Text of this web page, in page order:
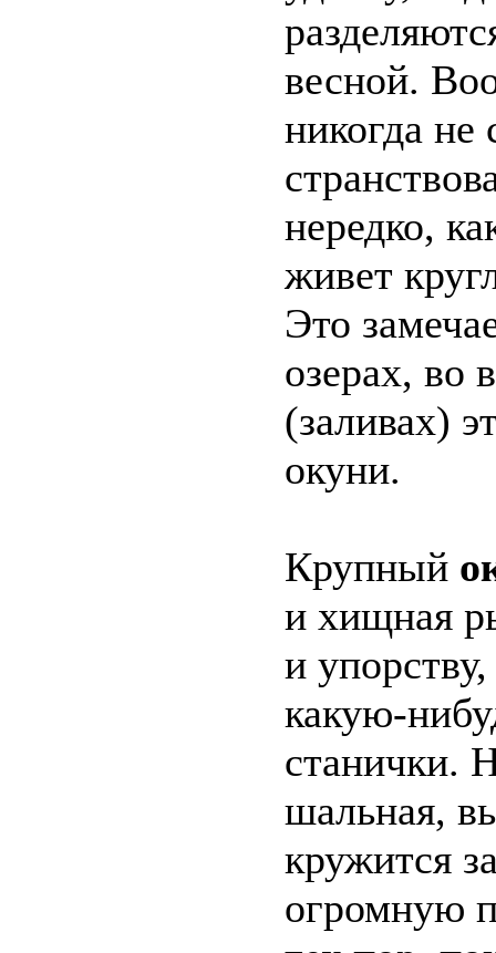
весной.
никогда не
нередко,
живет
Это
озерах, во
(заливах)
окуни.
Крупный
и хищная
и
какую-
станички.
шальная,
кружится
огромную